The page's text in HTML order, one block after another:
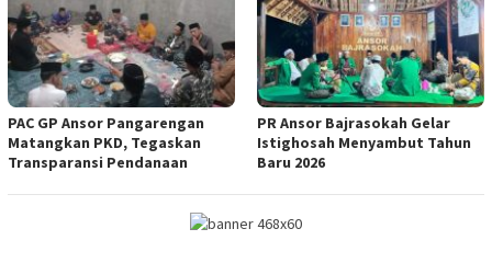
PAC GP Ansor Pangarengan
Matangkan PKD, Tegaskan
Transparansi Pendanaan
PR Ansor Bajrasokah Gelar
Istighosah Menyambut Tahun
Baru 2026